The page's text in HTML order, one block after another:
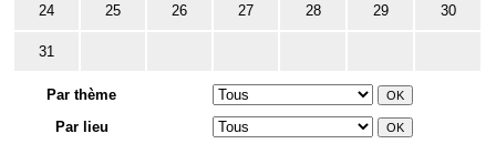
24 25 26 27 28 29 30
31
Par thème
Par lieu